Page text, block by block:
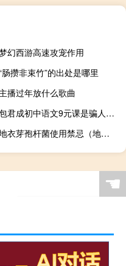
幻西游高速攻宠作用
肠攒非束竹”的出处是哪里
主播过年放什么歌曲
包君成初中语文9元课是骗人的吗
地衣芽孢杆菌使用禁忌（地衣芽孢杆菌的作用）
☚